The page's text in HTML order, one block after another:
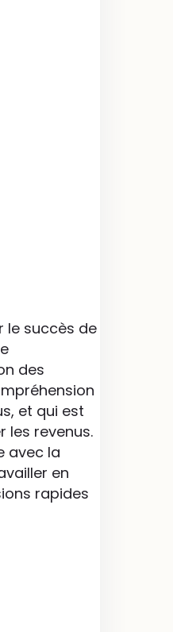
le succès de
des
et qui est
les revenus.
avec la
en
rapides